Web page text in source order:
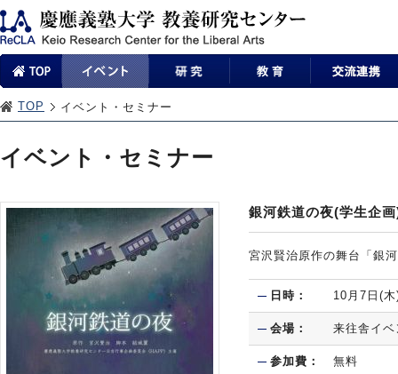
TOP イベント・セミナー
イベント・セミナー
銀河鉄道の夜(学生企
宮沢賢治原作の舞台「銀
日時： 10月7日(
会場： 来往舎イ
参加費： 無料